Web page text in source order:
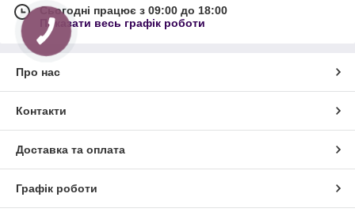
Сьогодні працює з 09:00 до 18:00
Показати весь графік роботи
Про нас
Контакти
Доставка та оплата
Графік роботи